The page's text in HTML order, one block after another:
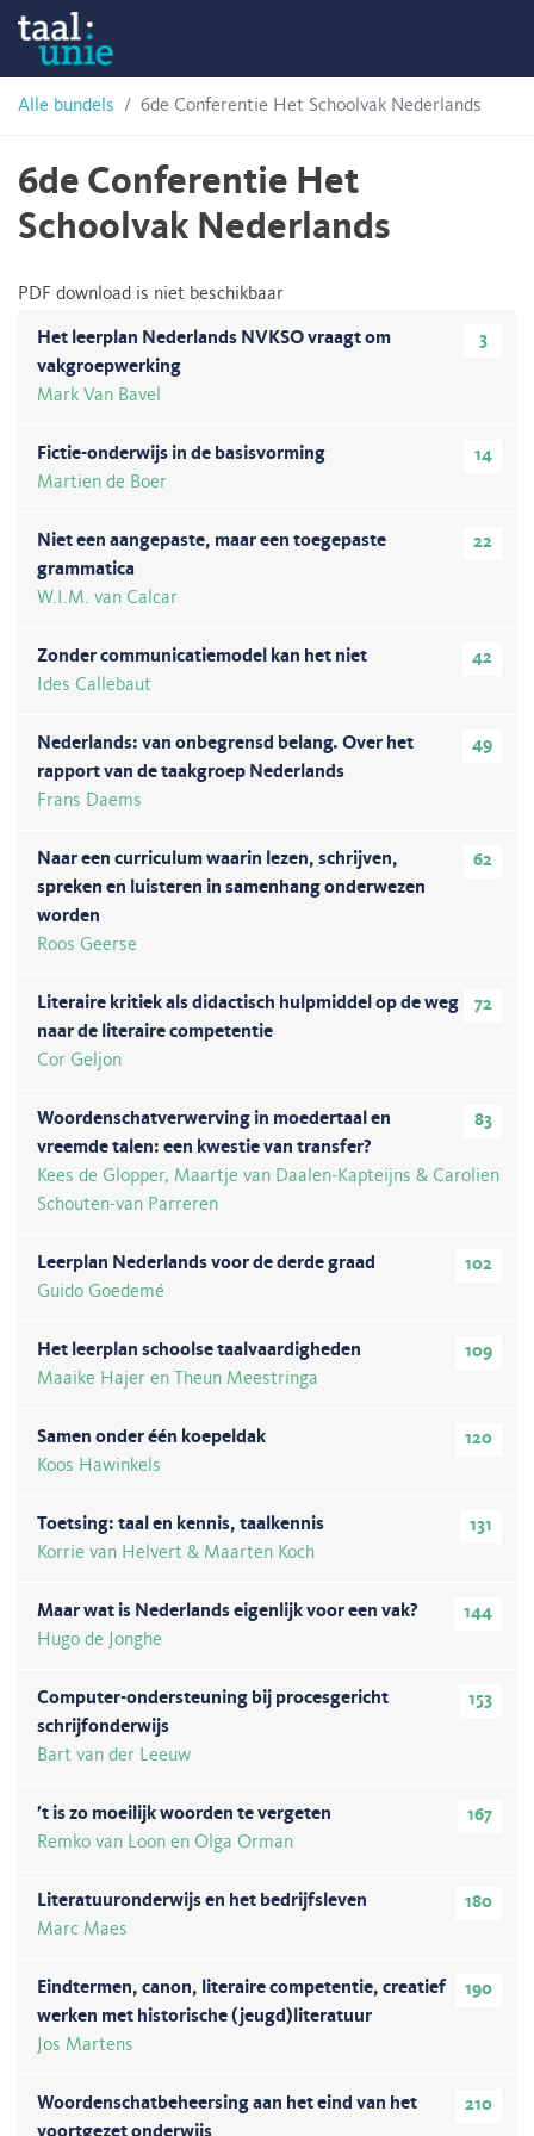
Skip
content
Alle bundels 6de Conferentie Het Schoolvak Nederlands
6de Conferentie Het
Schoolvak Nederlands
PDF download is niet beschikbaar
3
Het leerplan Nederlands NVKSO vraagt om
vakgroepwerking
Mark Van Bavel
14
Fictie-onderwijs in de basisvorming
Martien de Boer
22
Niet een aangepaste, maar een toegepaste
grammatica
W.I.M. van Calcar
42
Zonder communicatiemodel kan het niet
Ides Callebaut
49
Nederlands: van onbegrensd belang. Over het
rapport van de taakgroep Nederlands
Frans Daems
62
Naar een curriculum waarin lezen, schrijven,
spreken en luisteren in samenhang onderwezen
worden
Roos Geerse
72
Literaire kritiek als didactisch hulpmiddel op de weg
naar de literaire competentie
Cor Geljon
83
Woordenschatverwerving in moedertaal en
vreemde talen: een kwestie van transfer?
Kees de Glopper, Maartje van Daalen-Kapteijns & Carolien
Schouten-van Parreren
102
Leerplan Nederlands voor de derde graad
Guido Goedemé
109
Het leerplan schoolse taalvaardigheden
Maaike Hajer en Theun Meestringa
120
Samen onder één koepeldak
Koos Hawinkels
131
Toetsing: taal en kennis, taalkennis
Korrie van Helvert & Maarten Koch
144
Maar wat is Nederlands eigenlijk voor een vak?
Hugo de Jonghe
153
Computer-ondersteuning bij procesgericht
schrijfonderwijs
Bart van der Leeuw
167
’t is zo moeilijk woorden te vergeten
Remko van Loon en Olga Orman
180
Literatuuronderwijs en het bedrijfsleven
Marc Maes
190
Eindtermen, canon, literaire competentie, creatief
werken met historische (jeugd)literatuur
Jos Martens
210
Woordenschatbeheersing aan het eind van het